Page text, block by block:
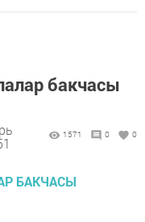
бакчасы
1571 0 0